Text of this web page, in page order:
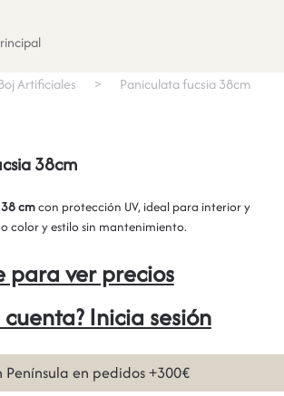
Artificiales Paniculata fucsia 38cm
38cm
cmcon protección UV, ideal para interior y
color y estilo sin mantenimiento.
para ver precios
cuenta? Inicia sesión
Península en pedidos +300€